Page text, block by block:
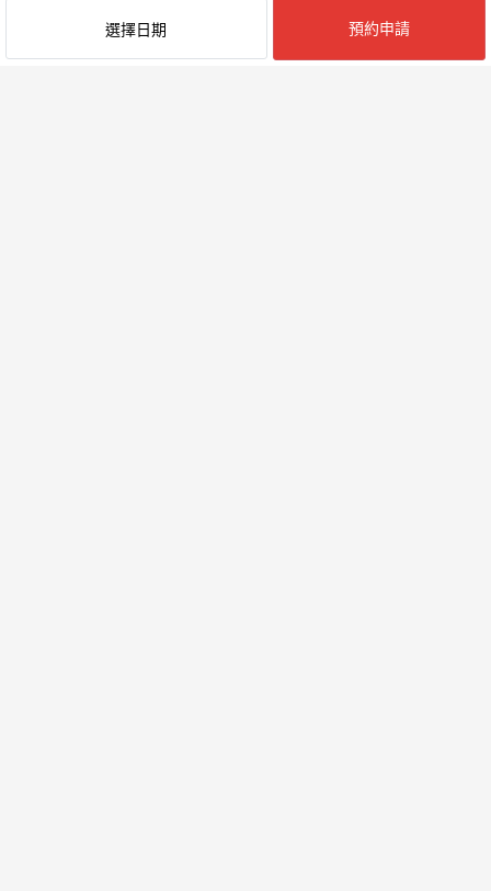
選擇日期 預約申請